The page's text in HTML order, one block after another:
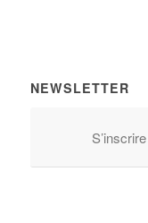
NEWSLETTER
S’inscrire